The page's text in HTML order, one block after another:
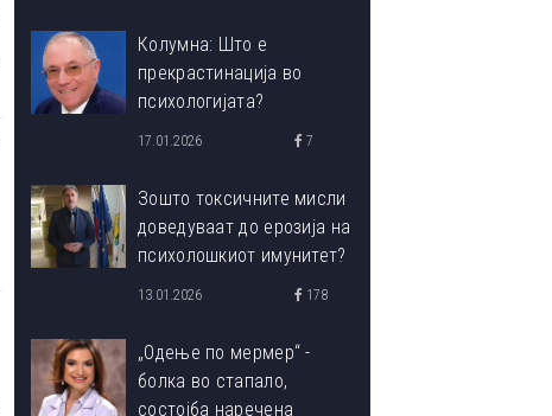
Колумна: Што е
прекрастинација во
психологијата?
17.01.2026 7
Зошто токсичните мисли
доведуваат до ерозија на
психолошкиот имунитет?
13.01.2026 178
„Одење по мермер“ -
болка во стапало,
состојба наречена